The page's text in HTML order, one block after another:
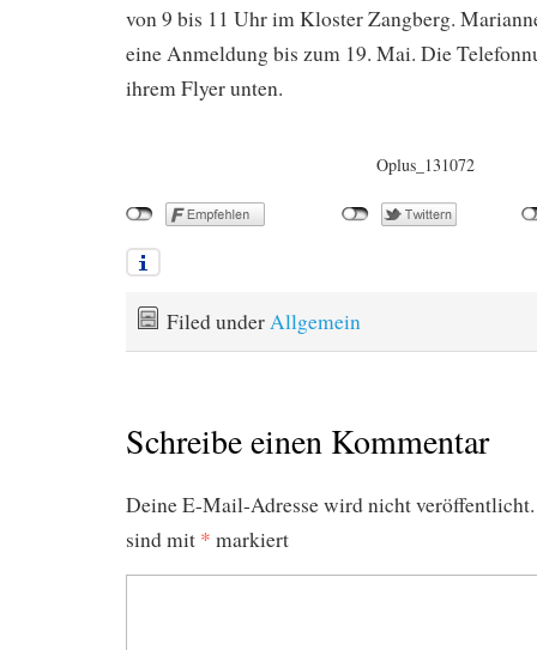
von 9 bis 11 Uhr im Kloster Zangberg.
eine Anmeldung bis zum 19. Mai. Die
ihrem Flyer unten.
Oplus_131072
Filed underAllgemein
Schreibe einen Kommentar
Deine E-Mail-Adresse wird nicht veröffentlicht.
sind mit * markiert